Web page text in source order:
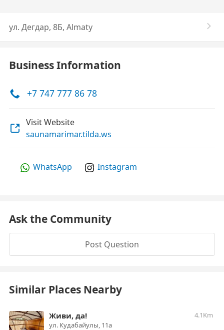
ул. Дегдар, 8Б, Almaty
Business Information
+7 747 777 86 78
Visit Website
saunamarimar.tilda.ws
WhatsApp Instagram
Ask the Community
Post Question
Similar Places Nearby
Живи, да!
4.1Km
​ул. Кудабайулы, 11а